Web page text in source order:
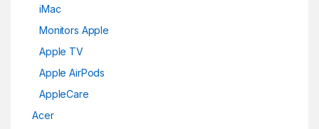
iMac
Monitors Apple
Apple TV
Apple AirPods
AppleCare
Acer